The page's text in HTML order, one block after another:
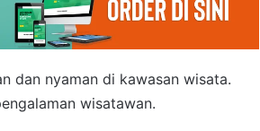
dan nyaman di kawasan wisata.
wisatawan.